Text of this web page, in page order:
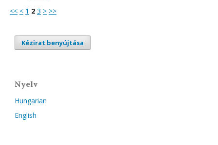
<< < 1 2 3 > >>
Kézirat benyújtása
Nyelv
Hungarian
English